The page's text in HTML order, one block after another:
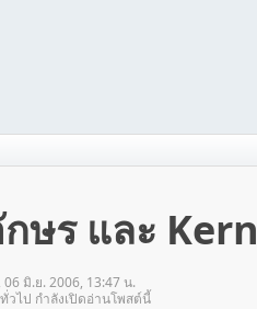
ษร และ
06 มิ.ย. 2006, 13:47 น.
วไป กำลังเปิดอ่านโพสต์นี้